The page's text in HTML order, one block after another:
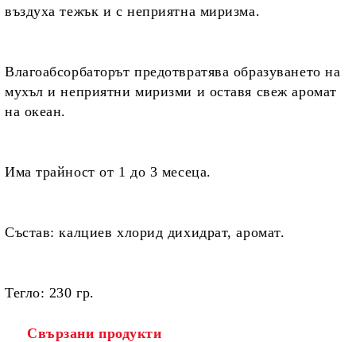
въздуха тежък и с неприятна миризма.
Влагоабсорбаторътпредотвратява образуването на
мухъл и неприятни миризми и оставя свеж аромат
на океан.
Има трайностот 1 до 3 месеца.
Състав: калциев хлорид дихидрат, аромат.
Тегло: 230 гр.
Свързани продукти